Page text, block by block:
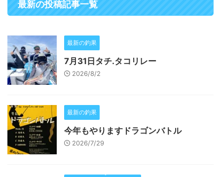
最新の投稿記事一覧
最新の釣果
7月31日タチ.タコリレー
2026/8/2
最新の釣果
今年もやりますドラゴンバトル
2026/7/29